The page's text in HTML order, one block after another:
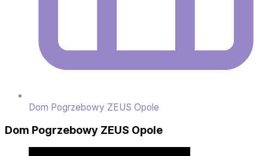
Dom Pogrzebowy ZEUS Opole
Dom Pogrzebowy ZEUS Opole